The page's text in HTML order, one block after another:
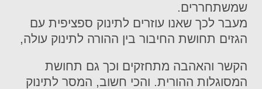
שמשתחררים.
מעבר לכך שאנו עוזרים לתינוק ספציפית עם
הגזים תחושת החיבור בין ההורה לתינוק עולה,
הקשר והאהבה מתחזקים וכך גם תחושת
המסוגלות ההורית. והכי חשוב, המסר לתינוק